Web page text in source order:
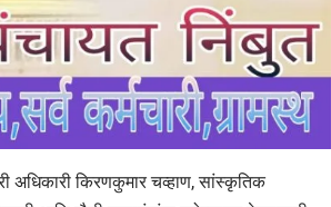
अधिकारी किरणकुमार चव्हाण, सांस्कृतिक